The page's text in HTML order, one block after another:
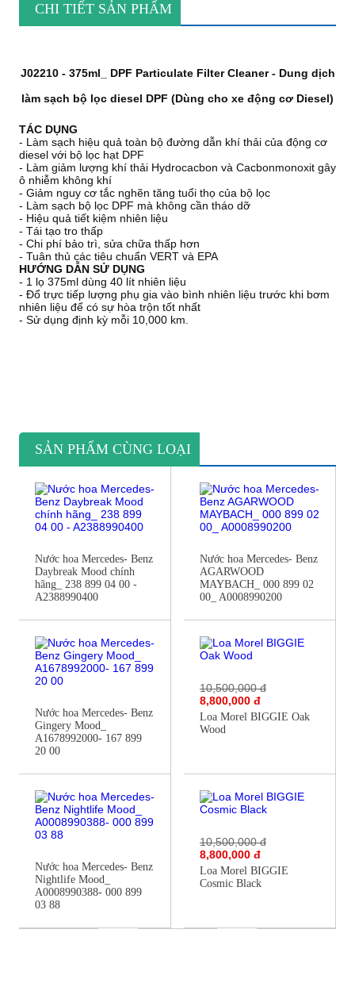
CHI TIẾT SẢN PHẨM
J02210 - 375ml_ DPF Particulate Filter Cleaner - Dung dịch
làm sạch bộ lọc diesel DPF (Dùng cho xe động cơ Diesel)
TÁC DỤNG
- Làm sạch hiệu quả toàn bộ đường dẫn khí thải của động cơ
diesel với bộ lọc hạt DPF
- Làm giảm lượng khí thải Hydrocacbon và Cacbonmonoxit gây
ô nhiễm không khí
- Giảm nguy cơ tắc nghẽn tăng tuổi thọ của bộ lọc
- Làm sạch bộ lọc DPF mà không cần tháo dỡ
- Hiệu quả tiết kiệm nhiên liệu
- Tái tạo tro thấp
- Chi phí bảo trì, sửa chữa thấp hơn
- Tuân thủ các tiêu chuẩn VERT và EPA
HƯỚNG DẪN SỬ DỤNG
- 1 lọ 375ml dùng 40 lít nhiên liệu
- Đổ trực tiếp lượng phụ gia vào bình nhiên liệu trước khi bơm
nhiên liệu để có sự hòa trộn tốt nhất
- Sử dụng định kỳ mỗi 10,000 km.
SẢN PHẨM CÙNG LOẠI
Nước hoa Mercedes- Benz
Daybreak Mood chính
hãng_ 238 899 04 00 -
A2388990400
Nước hoa Mercedes- Benz
AGARWOOD
MAYBACH_ 000 899 02
00_ A0008990200
Nước hoa Mercedes- Benz
Gingery Mood_
A1678992000- 167 899
20 00
10,500,000 đ
8,800,000 đ
Loa Morel BIGGIE Oak
Wood
Nước hoa Mercedes- Benz
Nightlife Mood_
A0008990388- 000 899
03 88
10,500,000 đ
8,800,000 đ
Loa Morel BIGGIE
Cosmic Black